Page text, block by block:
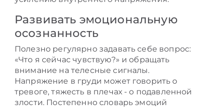
Развивать эмоциональную
осознанность
Полезно регулярно задавать себе вопрос:
«Что я сейчас чувствую?» и обращать
внимание на телесные сигналы.
Напряжение в груди может говорить о
тревоге, тяжесть в плечах - о подавленной
злости. Постепенно словарь эмоций